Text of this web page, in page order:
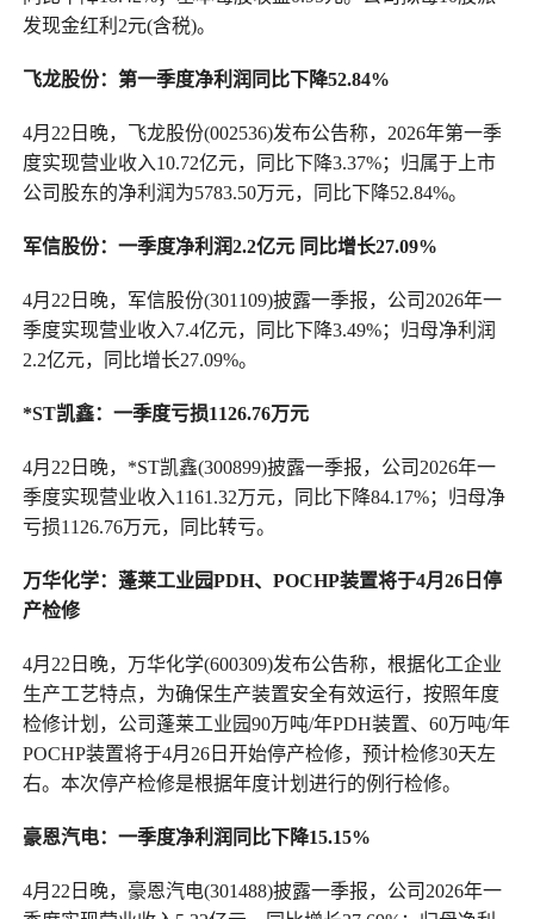
发现金红利2元(含税)。
飞龙股份：第一季度净利润同比下降52.84%
4月22日晚，飞龙股份(002536)发布公告称，2026年第一季
度实现营业收入10.72亿元，同比下降3.37%；归属于上市
公司股东的净利润为5783.50万元，同比下降52.84%。
军信股份：一季度净利润2.2亿元 同比增长27.09%
4月22日晚，军信股份(301109)披露一季报，公司2026年一
季度实现营业收入7.4亿元，同比下降3.49%；归母净利润
2.2亿元，同比增长27.09%。
*ST凯鑫：一季度亏损1126.76万元
4月22日晚，*ST凯鑫(300899)披露一季报，公司2026年一
季度实现营业收入1161.32万元，同比下降84.17%；归母净
亏损1126.76万元，同比转亏。
万华化学：蓬莱工业园PDH、POCHP装置将于4月26日停
产检修
4月22日晚，万华化学(600309)发布公告称，根据化工企业
生产工艺特点，为确保生产装置安全有效运行，按照年度
检修计划，公司蓬莱工业园90万吨/年PDH装置、60万吨/年
POCHP装置将于4月26日开始停产检修，预计检修30天左
右。本次停产检修是根据年度计划进行的例行检修。
豪恩汽电：一季度净利润同比下降15.15%
4月22日晚，豪恩汽电(301488)披露一季报，公司2026年一